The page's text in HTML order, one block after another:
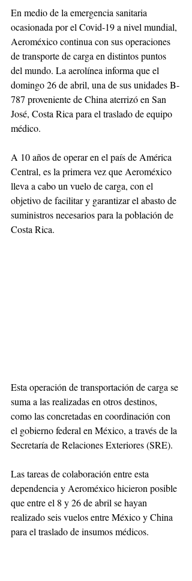
En medio de la emergencia sanitaria
ocasionada por el Covid-19 a nivel mundial,
Aeroméxico continua con sus operaciones
de transporte de carga en distintos puntos
del mundo. La aerolínea informa que el
domingo 26 de abril, una de sus unidades B-
787 proveniente de China aterrizó en San
José, Costa Rica para el traslado de equipo
médico.
A 10 años de operar en el país de América
Central, es la primera vez que Aeroméxico
lleva a cabo un vuelo de carga, con el
objetivo de facilitar y garantizar el abasto de
suministros necesarios para la población de
Costa Rica.
Esta operación de transportación de carga se
suma a las realizadas en otros destinos,
como las concretadas en coordinación con
el gobierno federal en México, a través de la
Secretaría de Relaciones Exteriores (SRE).
Las tareas de colaboración entre esta
dependencia y Aeroméxico hicieron posible
que entre el 8 y 26 de abril se hayan
realizado seis vuelos entre México y China
para el traslado de insumos médicos.